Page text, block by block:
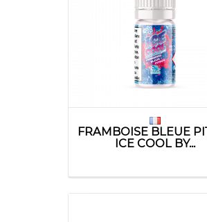
FRAMBOISE BLEUE
ICE COOL BY...